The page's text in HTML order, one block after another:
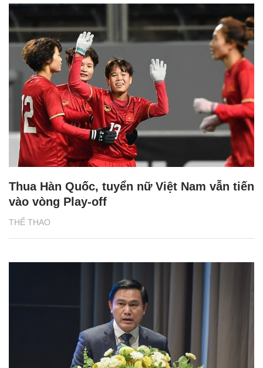
THỂ THAO
Thua Hàn Quốc, tuyển nữ Việt Nam vẫn tiến
vào vòng Play-off